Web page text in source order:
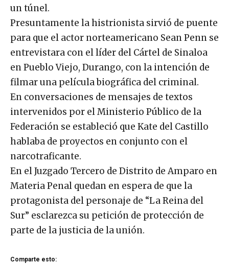
un túnel.
Presuntamente la histrionista sirvió de puente
para que el actor norteamericano Sean Penn se
entrevistara con el líder del Cártel de Sinaloa
en Pueblo Viejo, Durango, con la intención de
filmar una película biográfica del criminal.
En conversaciones de mensajes de textos
intervenidos por el Ministerio Público de la
Federación se estableció que Kate del Castillo
hablaba de proyectos en conjunto con el
narcotraficante.
En el Juzgado Tercero de Distrito de Amparo en
Materia Penal quedan en espera de que la
protagonista del personaje de “La Reina del
Sur” esclarezca su petición de protección de
parte de la justicia de la unión.
Comparte esto: